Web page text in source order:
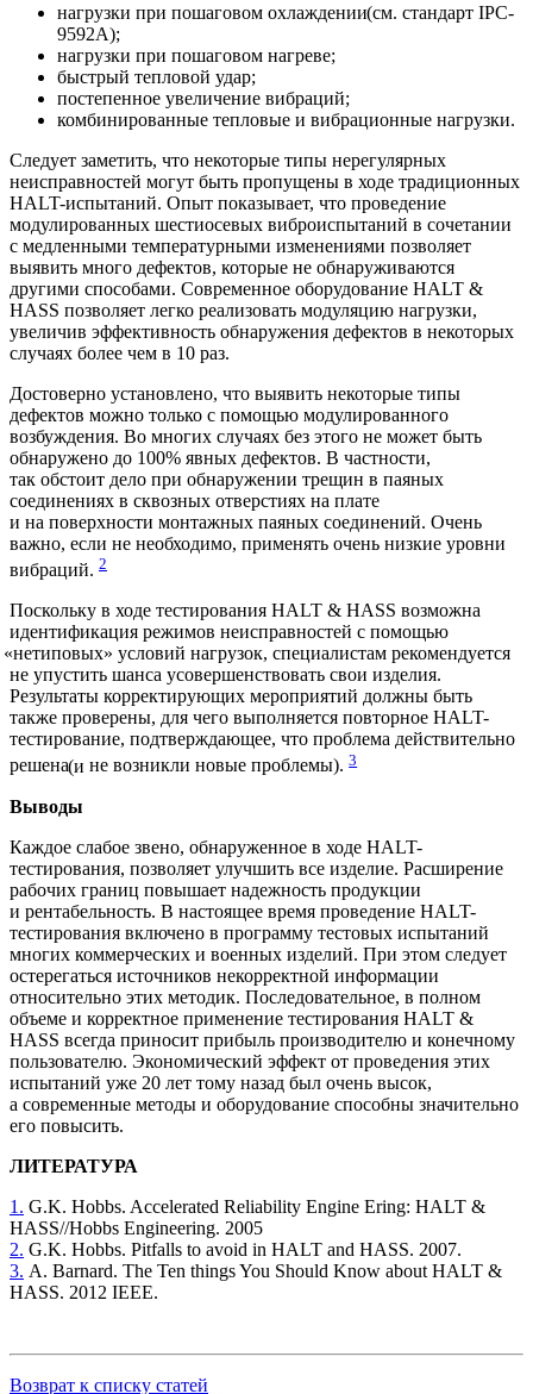
нагрузки при пошаговом охлаждении(см. стандарт IPC-
9592A);
нагрузки при пошаговом нагреве;
быстрый тепловой удар;
постепенное увеличение вибраций;
комбинированные тепловые и вибрационные нагрузки.
Следует заметить, что некоторые типы нерегулярных
неисправностей могут быть пропущены в ходе традиционных
HALT-испытаний. Опыт показывает, что проведение
модулированных шестиосевых виброиспытаний в сочетании
с медленными температурными изменениями позволяет
выявить много дефектов, которые не обнаруживаются
другими способами. Современное оборудование HALT &
HASS позволяет легко реализовать модуляцию нагрузки,
увеличив эффективность обнаружения дефектов в некоторых
случаях более чем в 10 раз.
Достоверно установлено, что выявить некоторые типы
дефектов можно только с помощью модулированного
возбуждения. Во многих случаях без этого не может быть
обнаружено до 100% явных дефектов. В частности,
так обстоит дело при обнаружении трещин в паяных
соединениях в сквозных отверстиях на плате
и на поверхности монтажных паяных соединений. Очень
важно, если не необходимо, применять очень низкие уровни
вибраций. 2
Поскольку в ходе тестирования HALT & HASS возможна
идентификация режимов неисправностей с помощью
«нетиповых» условий нагрузок, специалистам рекомендуется
не упустить шанса усовершенствовать свои изделия.
Результаты корректирующих мероприятий должны быть
также проверены, для чего выполняется повторное HALT-
тестирование, подтверждающее, что проблема действительно
решена(и не возникли новые проблемы).3
Выводы
Каждое слабое звено, обнаруженное в ходе HALT-
тестирования, позволяет улучшить все изделие. Расширение
рабочих границ повышает надежность продукции
и рентабельность. В настоящее время проведение HALT-
тестирования включено в программу тестовых испытаний
многих коммерческих и военных изделий. При этом следует
остерегаться источников некорректной информации
относительно этих методик. Последовательное, в полном
объеме и корректное применение тестирования HALT &
HASS всегда приносит прибыль производителю и конечному
пользователю. Экономический эффект от проведения этих
испытаний уже 20 лет тому назад был очень высок,
а современные методы и оборудование способны значительно
его повысить.
ЛИТЕРАТУРА
1. G.K. Hobbs. Accelerated Reliability Engine Ering: HALT &
HASS//Hobbs Engineering. 2005
2. G.K. Hobbs. Pitfalls to avoid in HALT and HASS. 2007.
3. A. Barnard. The Ten things You Should Know about HALT &
HASS. 2012 IEEE.
Возврат к списку статей